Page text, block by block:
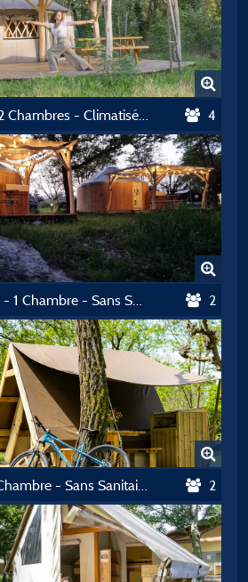
Yourte Harmonie - 2 Chambres - Climatisé - Sans Sanitaire 4
Yourte Cocoon Duo - 1 Chambre - Sans Sanitaire 2
Tente Trek Duo - 1 Chambre - Sans Sanitaire 2